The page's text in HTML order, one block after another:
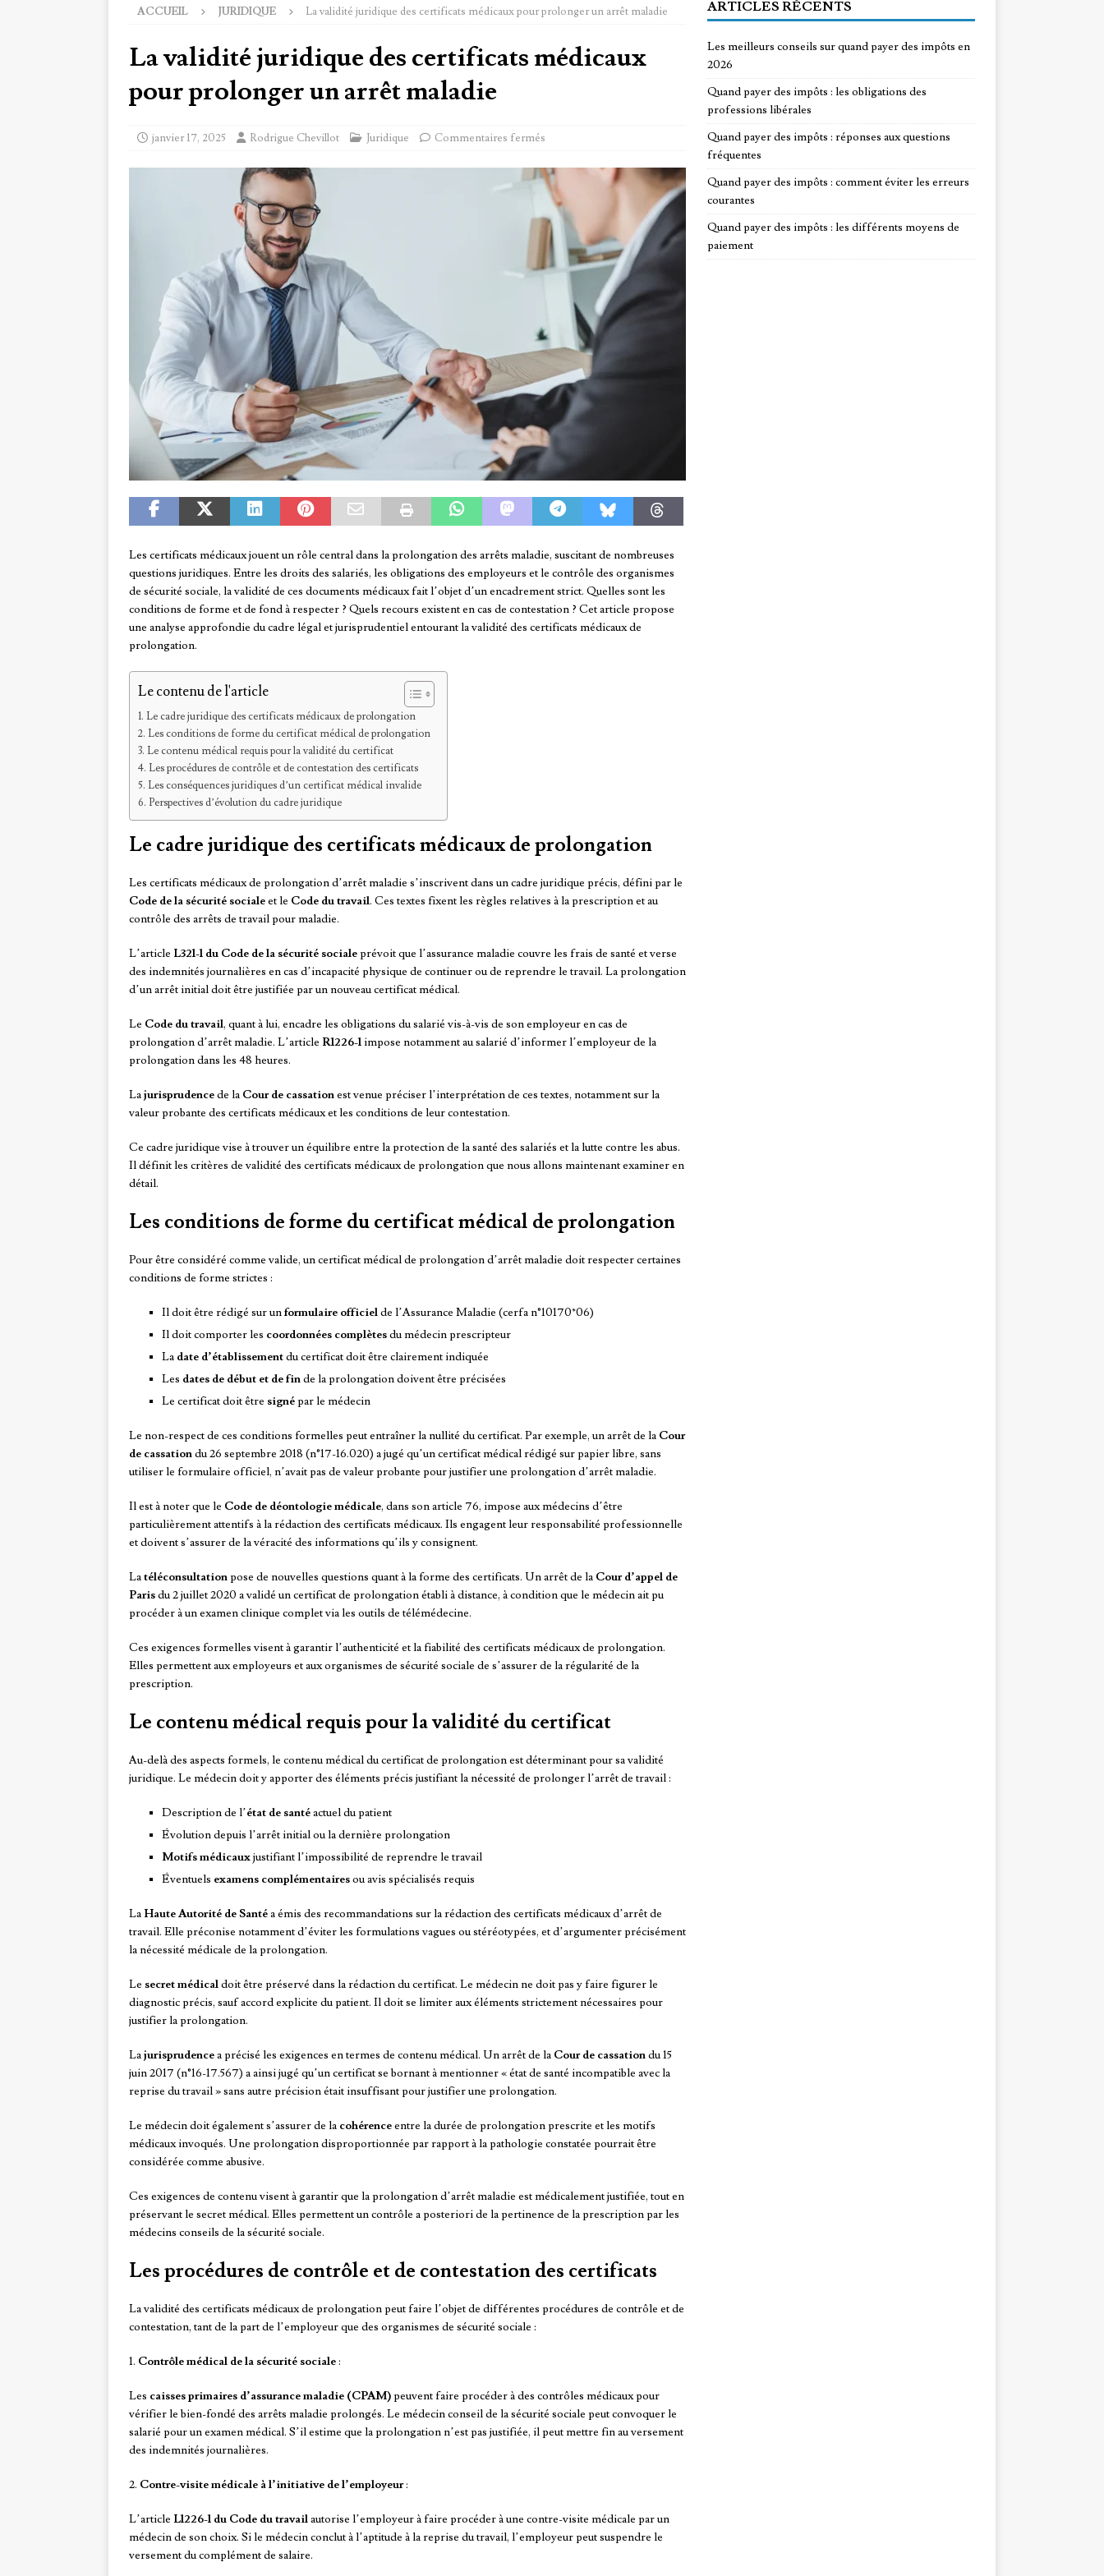
ACCUEIL JURIDIQUE La validité juridique des certificats médicaux pour prolonger un arrêt maladie
La validité juridique des certificats médicaux
pour prolonger un arrêt maladie
janvier 17, 2025 Rodrigue Chevillot Juridique Commentaires fermés
Les certificats médicaux jouent un rôle central dans la prolongation des arrêts maladie, suscitant de nombreuses
questions juridiques. Entre les droits des salariés, les obligations des employeurs et le contrôle des organismes
de sécurité sociale, la validité de ces documents médicaux fait l’objet d’un encadrement strict. Quelles sont les
conditions de forme et de fond à respecter ? Quels recours existent en cas de contestation ? Cet article propose
une analyse approfondie du cadre légal et jurisprudentiel entourant la validité des certificats médicaux de
prolongation.
Le contenu de l'article
Le cadre juridique des certificats médicaux de prolongation
Les conditions de forme du certificat médical de prolongation
Le contenu médical requis pour la validité du certificat
Les procédures de contrôle et de contestation des certificats
Les conséquences juridiques d’un certificat médical invalide
Perspectives d’évolution du cadre juridique
Le cadre juridique des certificats médicaux de prolongation
Les certificats médicaux de prolongation d’arrêt maladie s’inscrivent dans un cadre juridique précis, défini par le
Code de la sécurité socialeet le Code du travail. Ces textes fixent les règles relatives à la prescription et au
contrôle des arrêts de travail pour maladie.
L’article L321-1 du Code de la sécurité socialeprévoit que l’assurance maladie couvre les frais de santé et verse
des indemnités journalières en cas d’incapacité physique de continuer ou de reprendre le travail. La prolongation
d’un arrêt initial doit être justifiée par un nouveau certificat médical.
Le Code du travail, quant à lui, encadre les obligations du salarié vis-à-vis de son employeur en cas de
prolongation d’arrêt maladie. L’article R1226-1impose notamment au salarié d’informer l’employeur de la
prolongation dans les 48 heures.
Lajurisprudencede la Cour de cassationest venue préciser l’interprétation de ces textes, notamment sur la
valeur probante des certificats médicaux et les conditions de leur contestation.
Ce cadre juridique vise à trouver un équilibre entre la protection de la santé des salariés et la lutte contre les abus.
Il définit les critères de validité des certificats médicaux de prolongation que nous allons maintenant examiner en
détail.
Les conditions de forme du certificat médical de prolongation
Pour être considéré comme valide, un certificat médical de prolongation d’arrêt maladie doit respecter certaines
conditions de forme strictes :
Il doit être rédigé sur unformulaire officielde l’Assurance Maladie (cerfa n°10170*06)
Il doit comporter les coordonnées complètesdu médecin prescripteur
La date d’établissementdu certificat doit être clairement indiquée
Les dates de début et de finde la prolongation doivent être précisées
Le certificat doit être signépar le médecin
Le non-respect de ces conditions formelles peut entraîner la nullité du certificat. Par exemple, un arrêt de la Cour
de cassationdu 26 septembre 2018 (n°17-16.020) a jugé qu’un certificat médical rédigé sur papier libre, sans
utiliser le formulaire officiel, n’avait pas de valeur probante pour justifier une prolongation d’arrêt maladie.
Il est à noter que le Code de déontologie médicale, dans son article 76, impose aux médecins d’être
particulièrement attentifs à la rédaction des certificats médicaux. Ils engagent leur responsabilité professionnelle
et doivent s’assurer de la véracité des informations qu’ils y consignent.
Latéléconsultationpose de nouvelles questions quant à la forme des certificats. Un arrêt de la Cour d’appel de
Parisdu 2 juillet 2020 a validé un certificat de prolongation établi à distance, à condition que le médecin ait pu
procéder à un examen clinique complet via les outils de télémédecine.
Ces exigences formelles visent à garantir l’authenticité et la fiabilité des certificats médicaux de prolongation.
Elles permettent aux employeurs et aux organismes de sécurité sociale de s’assurer de la régularité de la
prescription.
Le contenu médical requis pour la validité du certificat
Au-delà des aspects formels, le contenu médical du certificat de prolongation est déterminant pour sa validité
juridique. Le médecin doit y apporter des éléments précis justifiant la nécessité de prolonger l’arrêt de travail :
Description de l’état de santéactuel du patient
Évolution depuis l’arrêt initial ou la dernière prolongation
Motifs médicauxjustifiant l’impossibilité de reprendre le travail
Éventuels examens complémentairesou avis spécialisés requis
La Haute Autorité de Santéa émis des recommandations sur la rédaction des certificats médicaux d’arrêt de
travail. Elle préconise notamment d’éviter les formulations vagues ou stéréotypées, et d’argumenter précisément
la nécessité médicale de la prolongation.
Le secret médicaldoit être préservé dans la rédaction du certificat. Le médecin ne doit pas y faire figurer le
diagnostic précis, sauf accord explicite du patient. Il doit se limiter aux éléments strictement nécessaires pour
justifier la prolongation.
Lajurisprudencea précisé les exigences en termes de contenu médical. Un arrêt de la Cour de cassationdu 15
juin 2017 (n°16-17.567) a ainsi jugé qu’un certificat se bornant à mentionner « état de santé incompatible avec la
reprise du travail » sans autre précision était insuffisant pour justifier une prolongation.
Le médecin doit également s’assurer de la cohérenceentre la durée de prolongation prescrite et les motifs
médicaux invoqués. Une prolongation disproportionnée par rapport à la pathologie constatée pourrait être
considérée comme abusive.
Ces exigences de contenu visent à garantir que la prolongation d’arrêt maladie est médicalement justifiée, tout en
préservant le secret médical. Elles permettent un contrôle a posteriori de la pertinence de la prescription par les
médecins conseils de la sécurité sociale.
Les procédures de contrôle et de contestation des certificats
La validité des certificats médicaux de prolongation peut faire l’objet de différentes procédures de contrôle et de
contestation, tant de la part de l’employeur que des organismes de sécurité sociale :
1. Contrôle médical de la sécurité sociale:
Les caisses primaires d’assurance maladie (CPAM)peuvent faire procéder à des contrôles médicaux pour
vérifier le bien-fondé des arrêts maladie prolongés. Le médecin conseil de la sécurité sociale peut convoquer le
salarié pour un examen médical. S’il estime que la prolongation n’est pas justifiée, il peut mettre fin au versement
des indemnités journalières.
2. Contre-visite médicale à l’initiative de l’employeur:
L’article L1226-1 du Code du travailautorise l’employeur à faire procéder à une contre-visite médicale par un
médecin de son choix. Si le médecin conclut à l’aptitude à la reprise du travail, l’employeur peut suspendre le
versement du complément de salaire.
ARTICLES RÉCENTS
Les meilleurs conseils sur quand payer des impôts en
2026
Quand payer des impôts : les obligations des
professions libérales
Quand payer des impôts : réponses aux questions
fréquentes
Quand payer des impôts : comment éviter les erreurs
courantes
Quand payer des impôts : les différents moyens de
paiement